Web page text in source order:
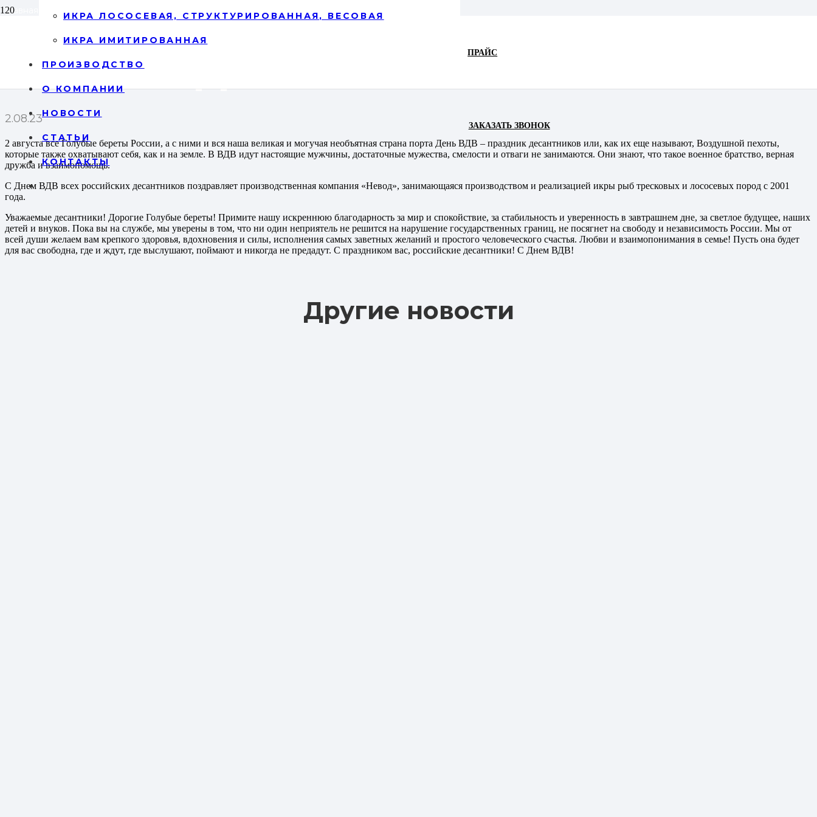
ИКРА ЛОСОСЕВАЯ, СТРУКТУРИРОВАННАЯ, ВЕСОВАЯ
ИКРА ИМИТИРОВАННАЯ
ПРОИЗВОДСТВО
О КОМПАНИИ
НОВОСТИ
СТАТЬИ
КОНТАКТЫ
ПРАЙС
ЗАКАЗАТЬ ЗВОНОК
Главная Новости/ С Днем ВДВ!
С Днем ВДВ!
2.08.23
2 августа все Голубые береты России, а с ними и вся наша великая и могучая необъятная страна порта День ВДВ – праздник десантников или, как их еще называют, Воздушной пехоты,
которые также охватывают себя, как и на земле. В ВДВ идут настоящие мужчины, достаточные мужества, смелости и отваги не занимаются. Они знают, что такое военное братство, верная
дружба и взаимопомощь.
С Днем ВДВ всех российских десантников поздравляет производственная компания «Невод», занимающаяся производством и реализацией икры рыб тресковых и лососевых пород с 2001
года.
Уважаемые десантники! Дорогие Голубые береты! Примите нашу искреннюю благодарность за мир и спокойствие, за стабильность и уверенность в завтрашнем дне, за светлое будущее, наших
детей и внуков. Пока вы на службе, мы уверены в том, что ни один неприятель не решится на нарушение государственных границ, не посягнет на свободу и независимость России. Мы от
всей души желаем вам крепкого здоровья, вдохновения и силы, исполнения самых заветных желаний и простого человеческого счастья. Любви и взаимопонимания в семье! Пусть она будет
для вас свободна, где и ждут, где выслушают, поймают и никогда не предадут. С праздником вас, российские десантники! С Днем ВДВ!
Другие новости